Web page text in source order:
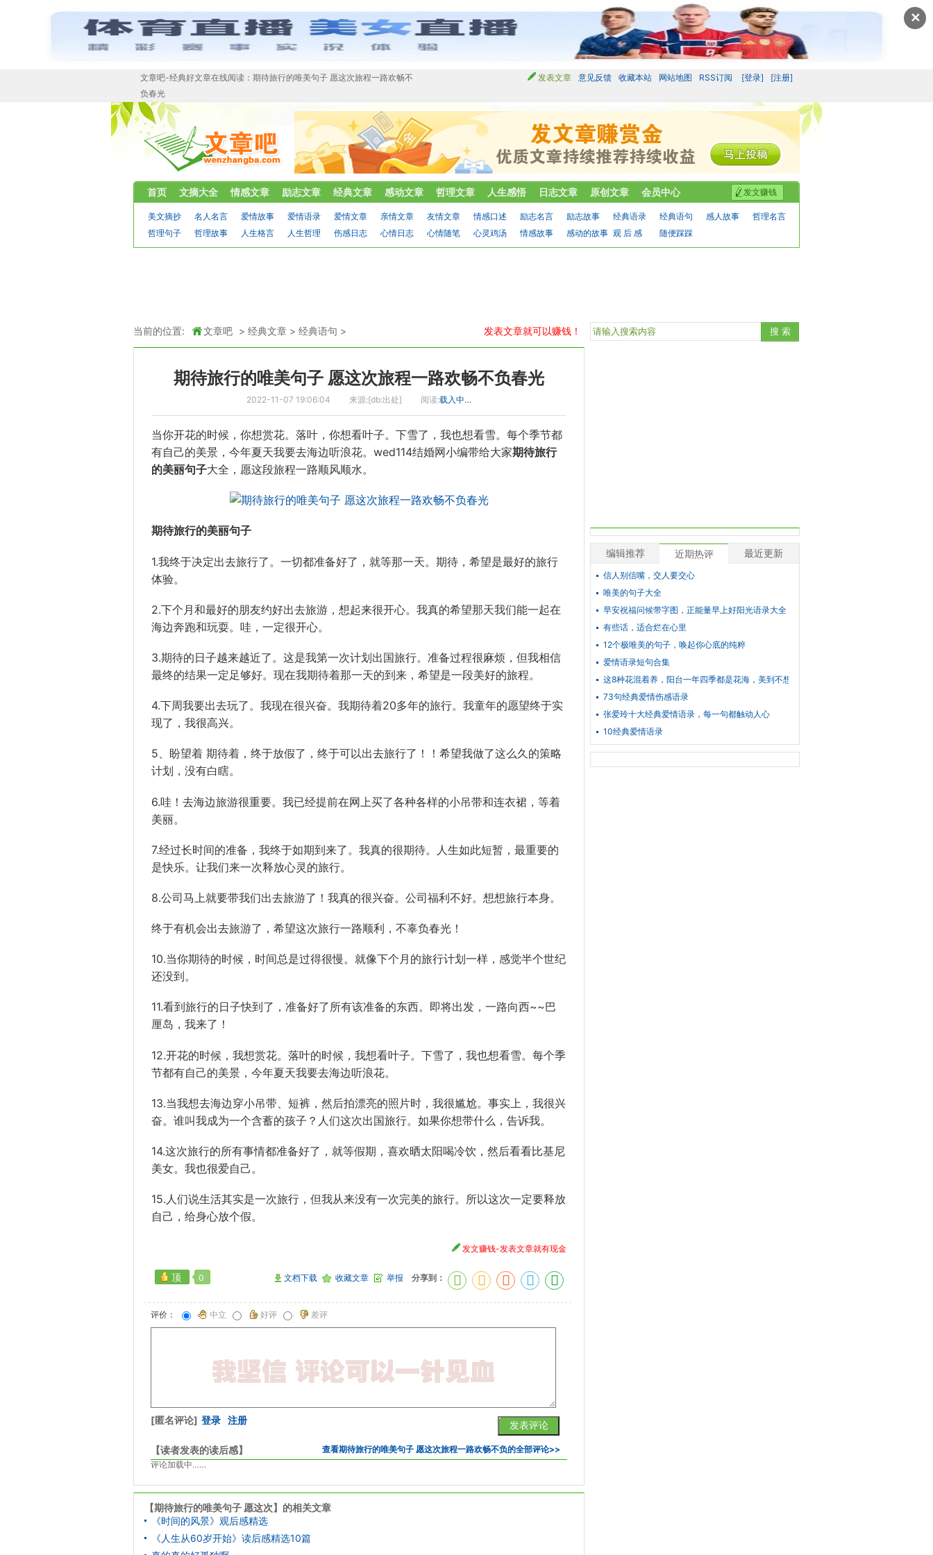
✕
文章吧-经典好文章在线阅读：期待旅行的唯美句子 愿这次旅程一路欢畅不
负春光
发表文章 意见反馈 收藏本站 网站地图 RSS订阅 [登录] [注册]
发文赚钱
首页 文摘大全 情感文章 励志文章 经典文章 感动文章 哲理文章 人生感悟 日志文章 原创文章 会员中心
美文摘抄 名人名言 爱情故事 爱情语录 爱情文章 亲情文章 友情文章 情感口述 励志名言 励志故事 经典语录 经典语句 感人故事
哲理名言
哲理句子
哲理故事 人生格言 人生哲理 伤感日志 心情日志 心情随笔 心灵鸡汤 情感故事 感动的故事 观 后 感 随便踩踩
当前的位置: 文章吧 > 经典文章 > 经典语句 > 发表文章就可以赚钱！
期待旅行的唯美句子 愿这次旅程一路欢畅不负春光
2022-11-07 19:06:04 来源:[db:出处] 阅读:载入中…
当你开花的时候，你想赏花。落叶，你想看叶子。下雪了，我也想看雪。每个季节都
有自己的美景，今年夏天我要去海边听浪花。wed114结婚网小编带给大家期待旅行
的美丽句子大全，愿这段旅程一路顺风顺水。
期待旅行的美丽句子
1.我终于决定出去旅行了。一切都准备好了，就等那一天。期待，希望是最好的旅行
体验。
2.下个月和最好的朋友约好出去旅游，想起来很开心。我真的希望那天我们能一起在
海边奔跑和玩耍。哇，一定很开心。
3.期待的日子越来越近了。这是我第一次计划出国旅行。准备过程很麻烦，但我相信
最终的结果一定足够好。现在我期待着那一天的到来，希望是一段美好的旅程。
4.下周我要出去玩了。我现在很兴奋。我期待着20多年的旅行。我童年的愿望终于实
现了，我很高兴。
5、盼望着 期待着，终于放假了，终于可以出去旅行了！！希望我做了这么久的策略
计划，没有白瞎。
6.哇！去海边旅游很重要。我已经提前在网上买了各种各样的小吊带和连衣裙，等着
美丽。
7.经过长时间的准备，我终于如期到来了。我真的很期待。人生如此短暂，最重要的
是快乐。让我们来一次释放心灵的旅行。
8.公司马上就要带我们出去旅游了！我真的很兴奋。公司福利不好。想想旅行本身。
终于有机会出去旅游了，希望这次旅行一路顺利，不辜负春光！
10.当你期待的时候，时间总是过得很慢。就像下个月的旅行计划一样，感觉半个世纪
还没到。
11.看到旅行的日子快到了，准备好了所有该准备的东西。即将出发，一路向西~~巴
厘岛，我来了！
12.开花的时候，我想赏花。落叶的时候，我想看叶子。下雪了，我也想看雪。每个季
节都有自己的美景，今年夏天我要去海边听浪花。
13.当我想去海边穿小吊带、短裤，然后拍漂亮的照片时，我很尴尬。事实上，我很兴
奋。谁叫我成为一个含蓄的孩子？人们这次出国旅行。如果你想带什么，告诉我。
14.这次旅行的所有事情都准备好了，就等假期，喜欢晒太阳喝冷饮，然后看看比基尼
美女。我也很爱自己。
15.人们说生活其实是一次旅行，但我从来没有一次完美的旅行。所以这次一定要释放
自己，给身心放个假。
发文赚钱-发表文章就有现金
顶 0 文档下载 收藏文章 举报 分享到：
评价： 中立 好评 差评
[匿名评论] 登录 注册
【读者发表的读后感】 查看期待旅行的唯美句子 愿这次旅程一路欢畅不负的全部评论>>
评论加载中……
【期待旅行的唯美句子 愿这次】的相关文章
《时间的风景》观后感精选
《人生从60岁开始》读后感精选10篇
编辑推荐 近期热评 最近更新
信人别信嘴，交人要交心
唯美的句子大全
早安祝福问候带字图，正能量早上好阳光语录大全
有些话，适合烂在心里
12个极唯美的句子，唤起你心底的纯粹
爱情语录短句合集
这8种花混着养，阳台一年四季都是花海，美到不想出门
73句经典爱情伤感语录
张爱玲十大经典爱情语录，每一句都触动人心
10经典爱情语录